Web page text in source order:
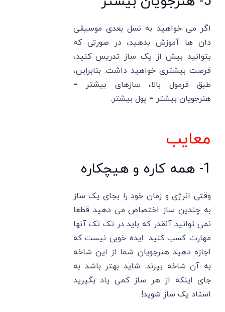
اگر می خواهید به نسل بعدی موسیقی
دان ها آموزش بدهید، در صورتی که
بتوانید بیش از یک ساز تدریس کنید،
فرصت بیشتری خواهید داشت. بنابراین،
طبق فرمول بالا، سازهای بیشتر =
هنرجویان بیشتر = پول بیشتر.
معایب
1- همه کاره و هیچکاره
وقتی انرژی و زمان خود را بجای یک ساز
به چندین ساز اختصاص می دهید قطعا
نمی توانید آنقدر که باید در تک تک آنها
مهارت کسب کنید. ایده خوبی نیست که
اجازه دهید هنرجویان شما از این شاخه
به آن شاخه بپرند. شاید بهتر باشد به
جای اینکه از هر ساز کمی یاد بگیرید
استاد یک ساز شوید!